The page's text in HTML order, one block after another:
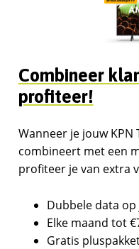
Combineer
profiteer!
Wanneer je jouw
combineert met een
profiteer je van extra
Dubbele data
Elke maand tot
Gratis